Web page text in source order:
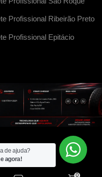
Profissional Ribeirão Preto
Profissional Epitácio
0
de ajuda?
agora!